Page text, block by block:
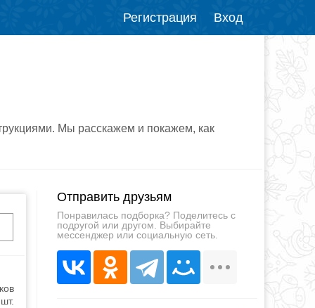
Регистрация Вход
Мы расскажем и покажем, как
Отправить друзьям
Понравилась подборка? Поделитесь с
подругой или другом. Выбирайте
мессенджер или социальную сеть.